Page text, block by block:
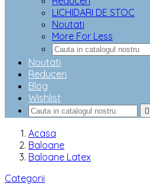
LICHIDARI DE STOC
Noutati
More For Less
Noutati
Reduceri
Blog
Wishlist

Acasa
Baloane
Baloane Latex
Categorii